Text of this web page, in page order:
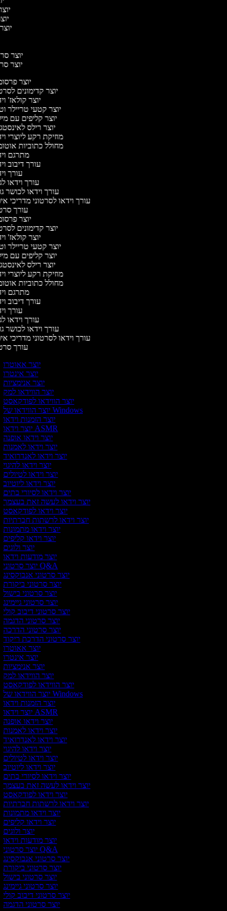
יוצר
יוצר
יוצר
יוצר קדימונים
יוצר קולאז'
יוצר קטעי טריילר
יוצר קליפים עם
יוצר רילס
מוזיקת רקע ליוצרי
מחולל כתוביות
מתרגם
עורך דיבוב
עורך
עורך וידאו
עורך וידאו לכושר
עורך וידאו לסרטוני מדריכי
עורך
יוצר
יוצר קדימונים
יוצר קולאז'
יוצר קטעי טריילר
יוצר קליפים עם
יוצר רילס
מוזיקת רקע ליוצרי
מחולל כתוביות
מתרגם
עורך דיבוב
עורך
עורך וידאו
עורך וידאו לכושר
עורך וידאו לסרטוני מדריכי
עורך
יוצר אאוטרו
יוצר אינטרו
יוצר אנימציות
יוצר הווידאו למק
יוצר הווידאו לפודקאסט
יוצר הווידאו של Windows
יוצר הזמנות וידאו
יוצר וידאו ASMR
יוצר וידאו אופנה
יוצר וידאו לאמנות
יוצר וידאו לאנדרואיד
יוצר וידאו להיגוי
יוצר וידאו לטיולים
יוצר וידאו ליוטיוב
יוצר וידאו לסיורי בתים
יוצר וידאו לעשה זאת בעצמך
יוצר וידאו לפודקאסט
יוצר וידאו לרשתות חברתיות
יוצר וידאו מתמונות
יוצר וידאו קליפים
יוצר ולוגים
יוצר מודעות וידאו
יוצר סרטוני Q&A
יוצר סרטוני אנבוקסינג
יוצר סרטוני ביקורת
יוצר סרטוני בישול
יוצר סרטוני גיימינג
יוצר סרטוני דיבוב קולי
יוצר סרטוני הדגמה
יוצר סרטוני הדרכה
יוצר סרטוני הדרכת ריקוד
יוצר אאוטרו
יוצר אינטרו
יוצר אנימציות
יוצר הווידאו למק
יוצר הווידאו לפודקאסט
יוצר הווידאו של Windows
יוצר הזמנות וידאו
יוצר וידאו ASMR
יוצר וידאו אופנה
יוצר וידאו לאמנות
יוצר וידאו לאנדרואיד
יוצר וידאו להיגוי
יוצר וידאו לטיולים
יוצר וידאו ליוטיוב
יוצר וידאו לסיורי בתים
יוצר וידאו לעשה זאת בעצמך
יוצר וידאו לפודקאסט
יוצר וידאו לרשתות חברתיות
יוצר וידאו מתמונות
יוצר וידאו קליפים
יוצר ולוגים
יוצר מודעות וידאו
יוצר סרטוני Q&A
יוצר סרטוני אנבוקסינג
יוצר סרטוני ביקורת
יוצר סרטוני בישול
יוצר סרטוני גיימינג
יוצר סרטוני דיבוב קולי
יוצר סרטוני הדגמה